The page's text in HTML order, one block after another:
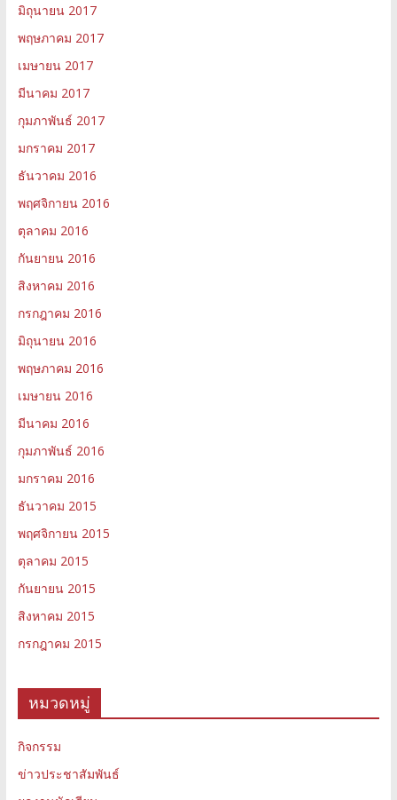
มิถุนายน 2017
พฤษภาคม 2017
เมษายน 2017
มีนาคม 2017
กุมภาพันธ์ 2017
มกราคม 2017
ธันวาคม 2016
พฤศจิกายน 2016
ตุลาคม 2016
กันยายน 2016
สิงหาคม 2016
กรกฎาคม 2016
มิถุนายน 2016
พฤษภาคม 2016
เมษายน 2016
มีนาคม 2016
กุมภาพันธ์ 2016
มกราคม 2016
ธันวาคม 2015
พฤศจิกายน 2015
ตุลาคม 2015
กันยายน 2015
สิงหาคม 2015
กรกฎาคม 2015
หมวดหมู่
กิจกรรม
ข่าวประชาสัมพันธ์